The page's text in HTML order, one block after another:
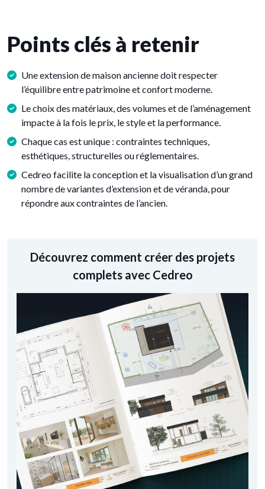
Points clés à retenir
Une extension de maison ancienne doit respecter
l’équilibre entre patrimoine et confort moderne.
Le choix des matériaux, des volumes et de l’aménagement
impacte à la fois le prix, le style et la performance.
Chaque cas est unique : contraintes techniques,
esthétiques, structurelles ou réglementaires.
Cedreo facilite la conception et la visualisation d’un grand
nombre de variantes d’extension et de véranda, pour
répondre aux contraintes de l’ancien.
Découvrez comment créer des projets
complets avec Cedreo